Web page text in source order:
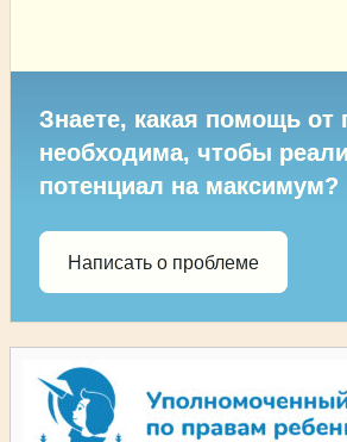
Знаете, какая помощь от
необходима, чтобы
потенциал на максимум?
Написать о проблеме